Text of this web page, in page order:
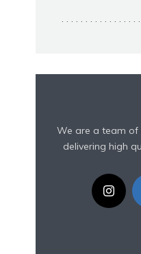
We are a team of
delivering high